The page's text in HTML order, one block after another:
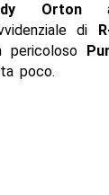
Orton
di
pericoloso
poco.